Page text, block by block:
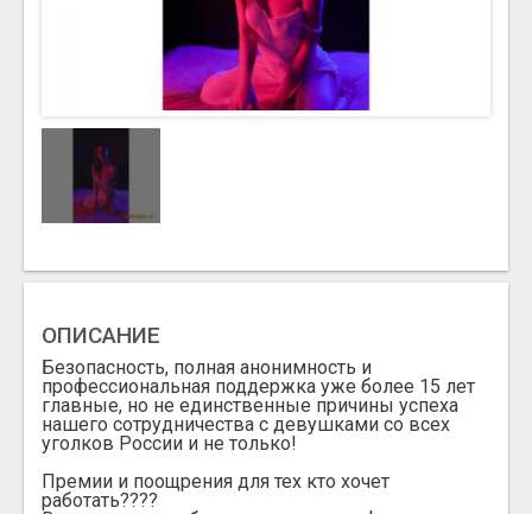
ОПИСАНИЕ
Безопасность, полная анонимность и
профессиональная поддержка уже более 15 лет
главные, но не единственные причины успеха
нашего сотрудничества с девушками со всех
уголков России и не только!
Премии и поощрения для тех кто хочет
работать????